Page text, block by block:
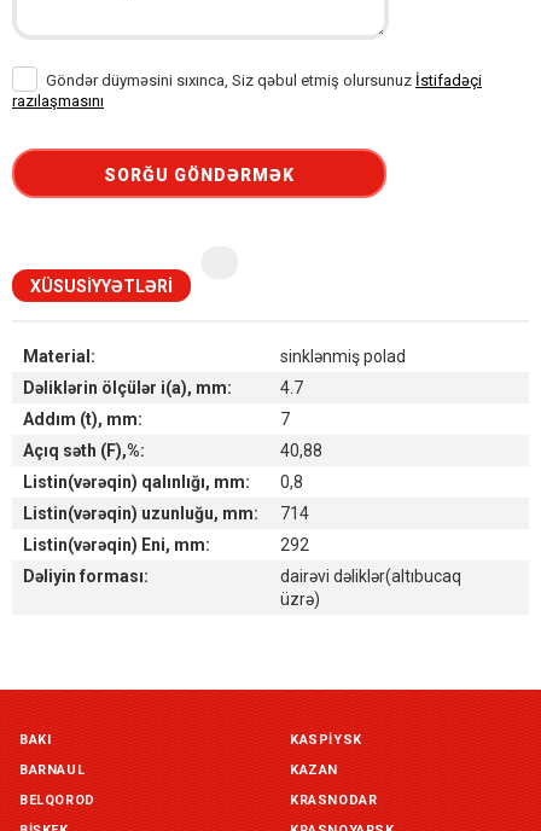
Göndər düyməsini sıxınca, Siz qəbul etmiş olursunuz İstifadəçi
razılaşmasını
SORĞU GÖNDƏRMƏK
XÜSUSIYYƏTLƏRI
Material:
sinklənmiş polad
Dəliklərin ölçülər i(a), mm:
4.7
Addım (t), mm:
7
Açıq səth (F),%:
40,88
Listin(vərəqin) qalınlığı, mm:
0,8
Listin(vərəqin) uzunluğu, mm:
714
Listin(vərəqin) Eni, mm:
292
Dəliyin forması:
dairəvi dəliklər(altıbucaq
üzrə)
Симферополь склад (г. Симферополь, ул. Монтажная, 33а)
in stock:not in stock
Склад ГП и товаров (г. Воронеж, ул. Красный Октябрь, 1а, )
in stock:not in stock
BAKI
BARNAUL
BELQOROD
KASPIYSK
KAZAN
KRASNODAR